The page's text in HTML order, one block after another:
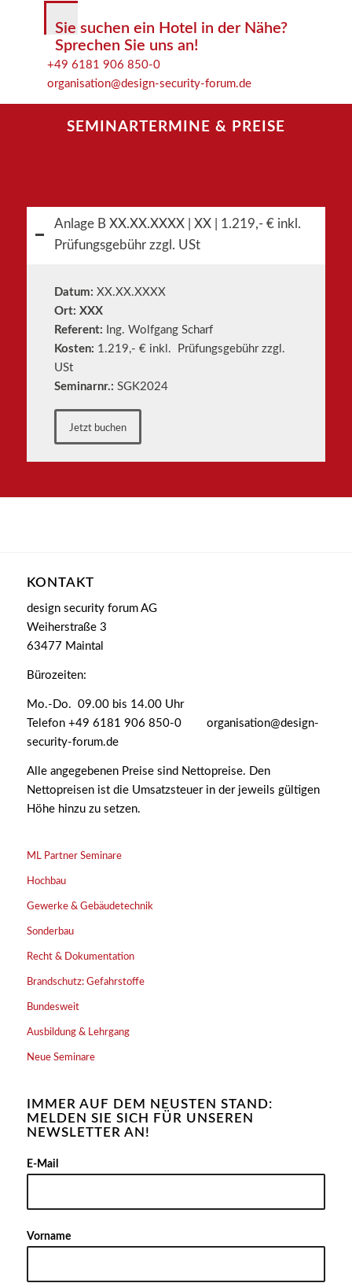
Sie suchen ein Hotel in der Nähe?
Sprechen Sie uns an!
+49 6181 906 850-0
organisation@design-security-forum.de
SEMINARTERMINE & PREISE
Anlage B XX.XX.XXXX | XX | 1.219,- € inkl.
Prüfungsgebühr zzgl. USt
Datum: XX.XX.XXXX
Ort: XXX
Referent: Ing. Wolfgang Scharf
Kosten: 1.219,- € inkl. Prüfungsgebühr zzgl.
USt
Seminarnr.: SGK2024
Jetzt buchen
KONTAKT
design security forum AG
Weiherstraße 3
63477 Maintal
Bürozeiten:
Mo.-Do. 09.00 bis 14.00 Uhr
Telefon +49 6181 906 850-0 organisation@design-
security-forum.de
Alle angegebenen Preise sind Nettopreise. Den
Nettopreisen ist die Umsatzsteuer in der jeweils gültigen
Höhe hinzu zu setzen.
ML Partner Seminare
Hochbau
Gewerke & Gebäudetechnik
Sonderbau
Recht & Dokumentation
Brandschutz: Gefahrstoffe
Bundesweit
Ausbildung & Lehrgang
Neue Seminare
IMMER AUF DEM NEUSTEN STAND:
MELDEN SIE SICH FÜR UNSEREN
NEWSLETTER AN!
E-Mail
Vorname